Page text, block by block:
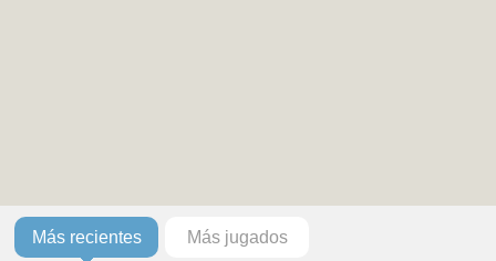
Más recientes Más jugados